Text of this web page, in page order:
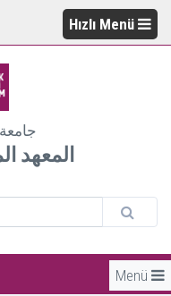
Hızlı Menü
(المعهد
Menü